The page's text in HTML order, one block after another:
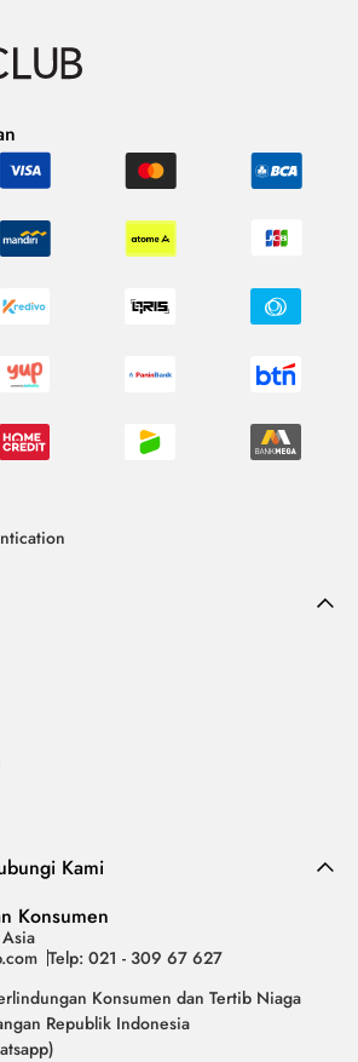
Kami
Konsumen
Telp: 021 - 309 67 627
Konsumen dan Tertib Niaga
Republik Indonesia